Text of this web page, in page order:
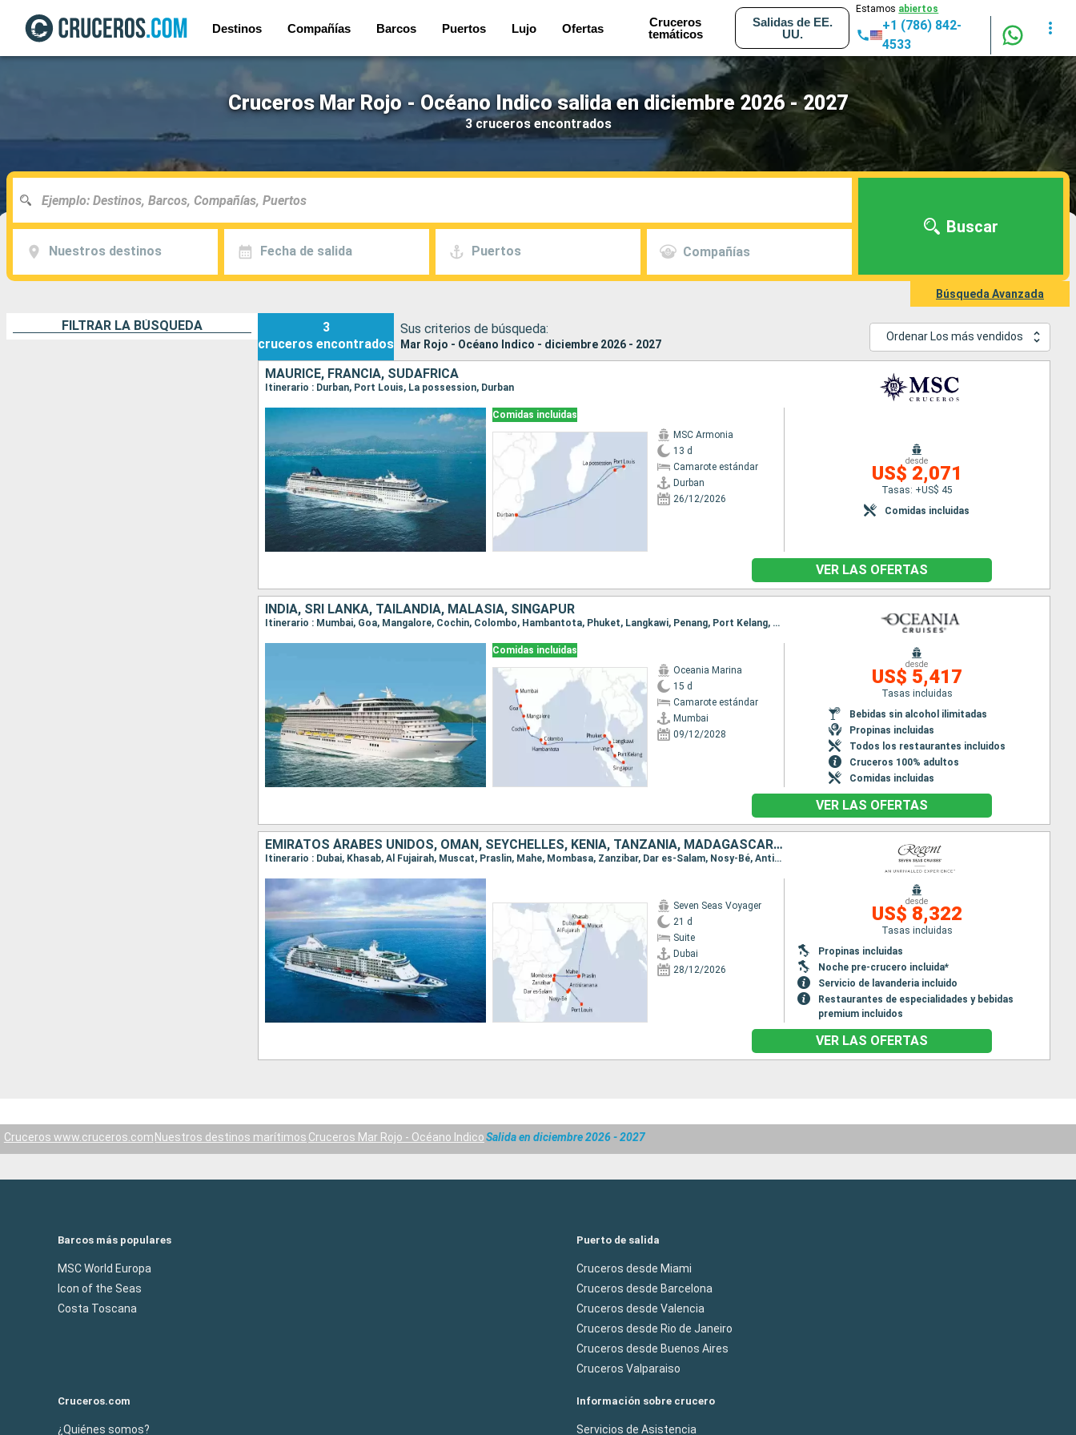
Destinos Compañías Barcos Puertos Lujo Ofertas
Cruceros
temáticos
Salidas de EE.
UU.
Estamos abiertos
+1 (786) 842-
4533
Cruceros Mar Rojo - Océano Indico salida en diciembre 2026 - 2027
3 cruceros encontrados
Nuestros destinos Fecha de salida Puertos Compañías
Buscar
Búsqueda Avanzada
FILTRAR LA BÚSQUEDA
3
cruceros encontrados
Sus criterios de búsqueda:
Mar Rojo - Océano Indico - diciembre 2026 - 2027
Ordenar Los más vendidos
MAURICE, FRANCIA, SUDAFRICA
Itinerario : Durban, Port Louis, La possession, Durban
Comidas incluidas
MSC Armonia
13 d
Camarote estándar
Durban
26/12/2026
desde
US$ 2,071
Tasas: +US$ 45
Comidas incluidas
VER LAS OFERTAS
INDIA, SRI LANKA, TAILANDIA, MALASIA, SINGAPUR
Itinerario : Mumbai, Goa, Mangalore, Cochin, Colombo, Hambantota, Phuket, Langkawi, Penang, Port Kelang, Singapur
Comidas incluidas
Oceania Marina
15 d
Camarote estándar
Mumbai
09/12/2028
desde
US$ 5,417
Tasas incluidas
Bebidas sin alcohol ilimitadas
Propinas incluidas
Todos los restaurantes incluidos
Cruceros 100% adultos
Comidas incluidas
VER LAS OFERTAS
EMIRATOS ÁRABES UNIDOS, OMAN, SEYCHELLES, KENIA, TANZANIA, MADAGASCAR, MAURICE
Itinerario : Dubai, Khasab, Al Fujairah, Muscat, Praslin, Mahe, Mombasa, Zanzibar, Dar es-Salam, Nosy-Bé, Antisiranana, Port Louis
Seven Seas Voyager
21 d
Suite
Dubai
28/12/2026
desde
US$ 8,322
Tasas incluidas
Propinas incluidas
Noche pre-crucero incluida*
Servicio de lavanderia incluido
Restaurantes de especialidades y bebidas
premium incluidos
VER LAS OFERTAS
Cruceros www.cruceros.com Nuestros destinos marítimos Cruceros Mar Rojo - Océano IndicoSalida en diciembre 2026 - 2027
Barcos más populares
MSC World Europa
Icon of the Seas
Costa Toscana
Puerto de salida
Cruceros desde Miami
Cruceros desde Barcelona
Cruceros desde Valencia
Cruceros desde Rio de Janeiro
Cruceros desde Buenos Aires
Cruceros Valparaiso
Cruceros.com
¿Quiénes somos?
Información sobre crucero
Servicios de Asistencia